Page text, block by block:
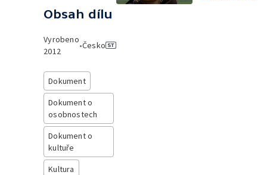
Obsah dílu
Vyrobeno
2012
•Česko
Dokument
Dokument o
osobnostech
Dokument o
kultuře
Kultura